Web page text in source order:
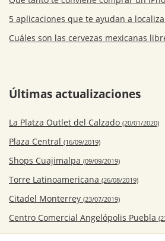
5 aplicaciones que te ayudan a
Cuáles son las cervezas mexicanas
Últimas actualizaciones
La Platza Outlet del Calzado (20/01/2020)
Plaza Central (16/09/2019)
Shops Cuajimalpa (09/09/2019)
Torre Latinoamericana (26/08/2019)
Citadel Monterrey (23/07/2019)
Centro Comercial Angelópolis Puebla